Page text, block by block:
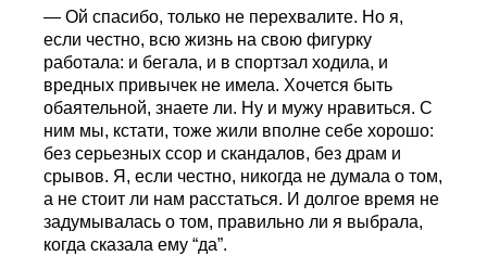
— Ой спасибо, только не перехвалите. Но я,
если честно, всю жизнь на свою фигурку
работала: и бегала, и в спортзал ходила, и
вредных привычек не имела. Хочется быть
обаятельной, знаете ли. Ну и мужу нравиться. С
ним мы, кстати, тоже жили вполне себе хорошо:
без серьезных ссор и скандалов, без драм и
срывов. Я, если честно, никогда не думала о том,
а не стоит ли нам расстаться. И долгое время не
задумывалась о том, правильно ли я выбрала,
когда сказала ему “да”.